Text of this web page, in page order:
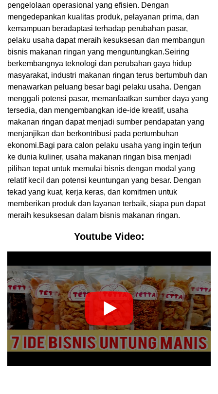
pengelolaan operasional yang efisien. Dengan
mengedepankan kualitas produk, pelayanan prima, dan
kemampuan beradaptasi terhadap perubahan pasar,
pelaku usaha dapat meraih kesuksesan dan membangun
bisnis makanan ringan yang menguntungkan.Seiring
berkembangnya teknologi dan perubahan gaya hidup
masyarakat, industri makanan ringan terus bertumbuh dan
menawarkan peluang besar bagi pelaku usaha. Dengan
menggali potensi pasar, memanfaatkan sumber daya yang
tersedia, dan mengembangkan ide-ide kreatif, usaha
makanan ringan dapat menjadi sumber pendapatan yang
menjanjikan dan berkontribusi pada pertumbuhan
ekonomi.Bagi para calon pelaku usaha yang ingin terjun
ke dunia kuliner, usaha makanan ringan bisa menjadi
pilihan tepat untuk memulai bisnis dengan modal yang
relatif kecil dan potensi keuntungan yang besar. Dengan
tekad yang kuat, kerja keras, dan komitmen untuk
memberikan produk dan layanan terbaik, siapa pun dapat
meraih kesuksesan dalam bisnis makanan ringan.
Youtube Video: